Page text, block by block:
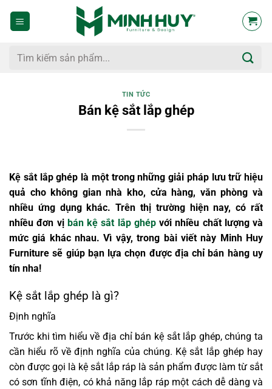
dung
Tìm
TIN TỨC
Bán kệ sắt lắp ghép
Kệ sắt lắp ghép là một trong những giải pháp lưu trữ hiệu
quả cho không gian nhà kho, cửa hàng, văn phòng và
nhiều ứng dụng khác. Trên thị trường hiện nay, có rất
nhiều đơn vị bán kệ sắt lắp ghépvới nhiều chất lượng và
mức giá khác nhau. Vì vậy, trong bài viết này Minh Huy
Furniture sẽ giúp bạn lựa chọn được địa chỉ bán hàng uy
tín nha!
Kệ sắt lắp ghép là gì?
Định nghĩa
Trước khi tìm hiểu về địa chỉ bán kệ sắt lắp ghép, chúng ta
cần hiểu rõ về định nghĩa của chúng. Kệ sắt lắp ghép hay
còn được gọi là kệ sắt lắp ráp là sản phẩm được làm từ sắt
có sơn tĩnh điện, có khả năng lắp ráp một cách dễ dàng và